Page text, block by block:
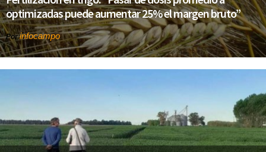
optimizadas puede aumentar 25% el margen bruto”
Porinfocampo